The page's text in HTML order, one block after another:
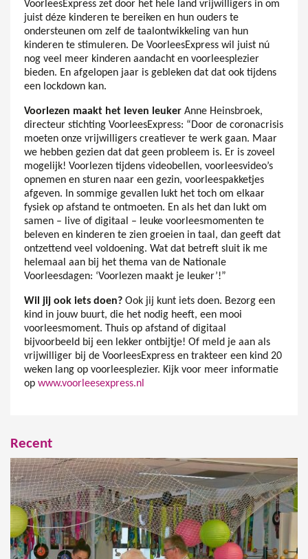
VoorleesExpress zet door het hele land vrijwilligers in om
juist déze kinderen te bereiken en hun ouders te
ondersteunen om zelf de taalontwikkeling van hun
kinderen te stimuleren. De VoorleesExpress wil juist nú
nog veel meer kinderen aandacht en voorleesplezier
bieden. En afgelopen jaar is gebleken dat dat ook tijdens
een lockdown kan.
Voorlezen maakt het leven leuker Anne Heinsbroek,
directeur stichting VoorleesExpress: “Door de coronacrisis
moeten onze vrijwilligers creatiever te werk gaan. Maar
we hebben gezien dat dat geen probleem is. Er is zoveel
mogelijk! Voorlezen tijdens videobellen, voorleesvideo’s
opnemen en sturen naar een gezin, voorleespakketjes
afgeven. In sommige gevallen lukt het toch om elkaar
fysiek op afstand te ontmoeten. En als het dan lukt om
samen – live of digitaal – leuke voorleesmomenten te
beleven en kinderen te zien groeien in taal, dan geeft dat
ontzettend veel voldoening. Wat dat betreft sluit ik me
helemaal aan bij het thema van de Nationale
Voorleesdagen: ‘Voorlezen maakt je leuker’!”
Wil jij ook iets doen? Ook jij kunt iets doen. Bezorg een
kind in jouw buurt, die het nodig heeft, een mooi
voorleesmoment. Thuis op afstand of digitaal
bijvoorbeeld bij een lekker ontbijtje! Of meld je aan als
vrijwilliger bij de VoorleesExpress en trakteer een kind 20
weken lang op voorleesplezier. Kijk voor meer informatie
op www.voorleesexpress.nl
Recent